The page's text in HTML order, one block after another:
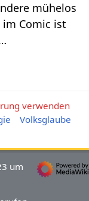
mühelos
im Comic ist
verwenden
Volksglaube
um